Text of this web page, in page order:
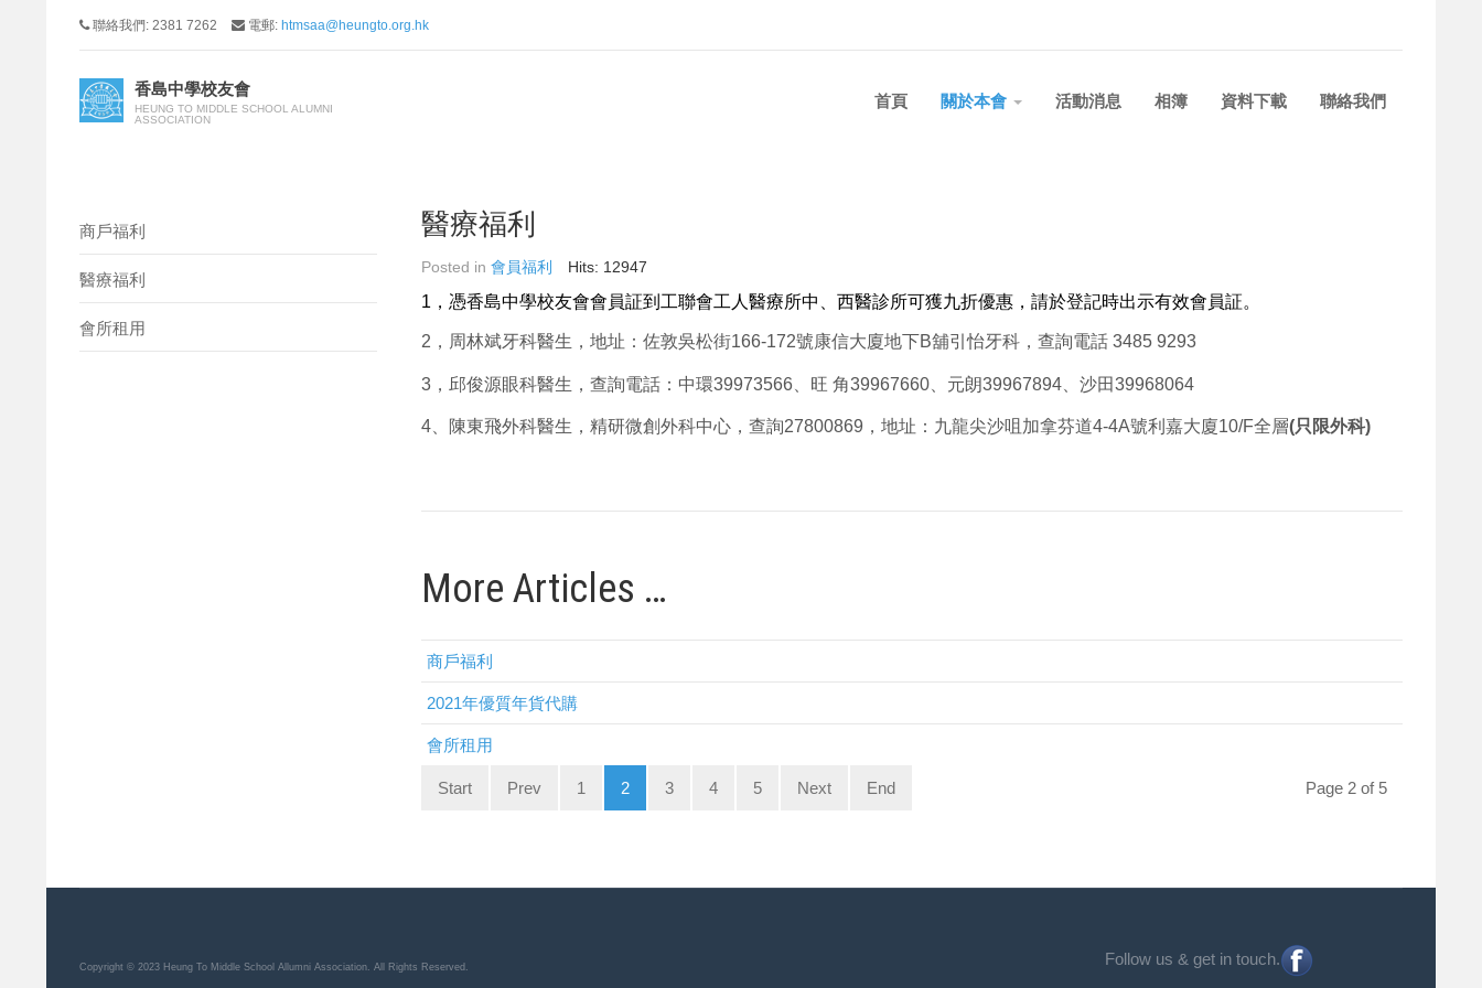
聯絡我們: 2381 7262 電郵: htmsaa@heungto.org.hk
香島中學校友會
HEUNG TO MIDDLE SCHOOL ALUMNI
ASSOCIATION
首頁 關於本會 活動消息 相簿 資料下載 聯絡我們
醫療福利
Posted in 會員福利 Hits: 12947
1，憑香島中學校友會會員証到工聯會工人醫療所中、西醫診所可獲九折優惠，請於登記時出示有效會員証。
2，周林斌牙科醫生，地址：佐敦吳松街166-172號康信大廈地下B舖引怡牙科，查詢電話 3485 9293
3，邱俊源眼科醫生，查詢電話：中環39973566、旺 角39967660、元朗39967894、沙田39968064
4、陳東飛外科醫生，精研微創外科中心，查詢27800869，地址：九龍尖沙咀加拿芬道4-4A號利嘉大廈10/F全層(只限外科)
More Articles …
商戶福利
2021年優質年貨代購
會所租用
Page 2 of 5
Start Prev 1 2 3 4 5 Next End
商戶福利
醫療福利
會所租用
Copyright © 2023 Heung To Middle School Allumni Association. All Rights Reserved. Follow us & get in touch.